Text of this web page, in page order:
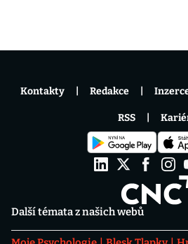
Další témata z našich webů
Kontakty Redakce
RSS